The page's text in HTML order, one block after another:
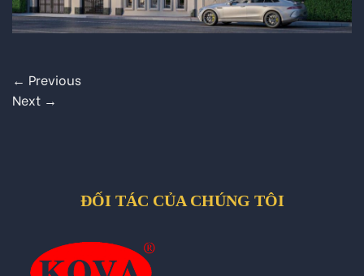
← Previous
Next →
ĐỐI TÁC CỦA CHÚNG TÔI